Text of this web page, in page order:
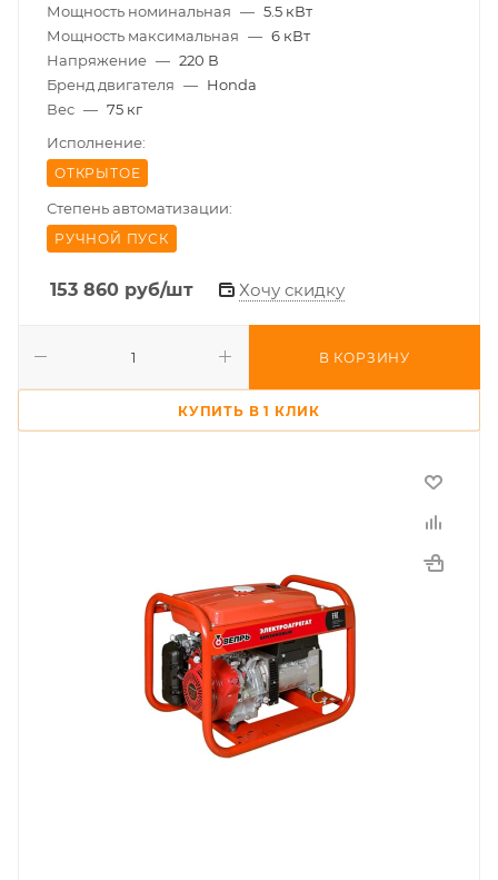
Мощность номинальная — 5.5 кВт
Мощность максимальная — 6 кВт
Напряжение — 220 В
Бренд двигателя — Honda
Вес — 75 кг
Исполнение:
ОТКРЫТОЕ
Степень автоматизации:
РУЧНОЙ ПУСК
153 860 руб/шт Хочу скидку
В КОРЗИНУ
КУПИТЬ В 1 КЛИК